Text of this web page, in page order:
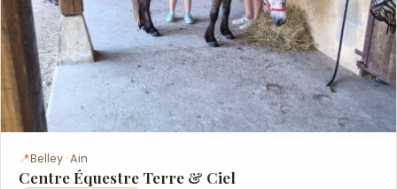
📍Belley · Ain
Centre Équestre Terre & Ciel